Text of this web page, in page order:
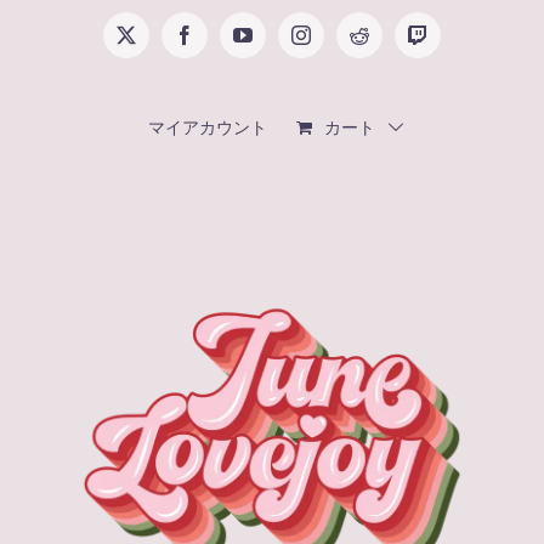
X FacebookYouTubeInstagramReddit Twitch
マイアカウント カート